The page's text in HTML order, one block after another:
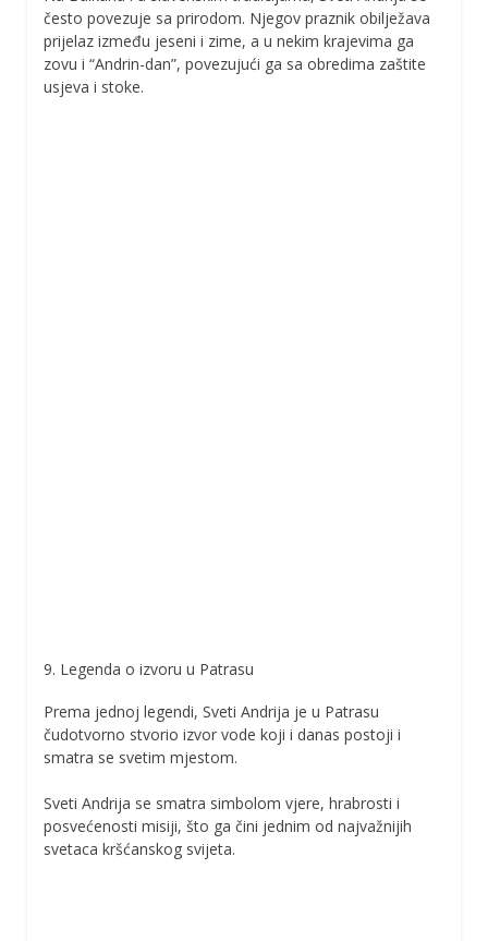
često povezuje sa prirodom. Njegov praznik obilježava
prijelaz između jeseni i zime, a u nekim krajevima ga
zovu i “Andrin-dan”, povezujući ga sa obredima zaštite
usjeva i stoke.
9. Legenda o izvoru u Patrasu
Prema jednoj legendi, Sveti Andrija je u Patrasu
čudotvorno stvorio izvor vode koji i danas postoji i
smatra se svetim mjestom.
Sveti Andrija se smatra simbolom vjere, hrabrosti i
posvećenosti misiji, što ga čini jednim od najvažnijih
svetaca kršćanskog svijeta.